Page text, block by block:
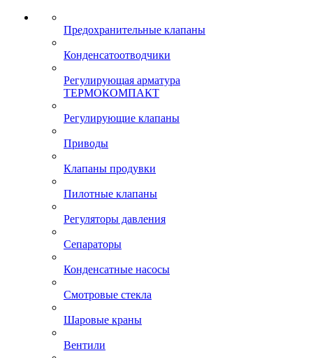
Предохранительные клапаны
Конденсатоотводчики
Регулирующая арматура
ТЕРМОКОМПАКТ
Регулирующие клапаны
Приводы
Клапаны продувки
Пилотные клапаны
Регуляторы давления
Сепараторы
Конденсатные насосы
Смотровые стекла
Шаровые краны
Вентили